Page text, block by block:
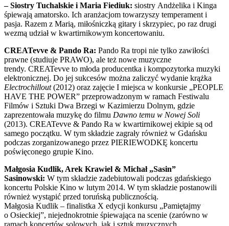
– Siostry Tuchalskie i Maria Fiediuk: siostry Andżelika i Kinga
śpiewają amatorsko. Ich aranżacjom towarzyszy temperament i
pasja. Razem z Marią, miłośniczką gitary i skrzypiec, po raz drugi
wezmą udział w kwartirnikowym koncertowaniu.
CREATevve & Pando Ra: Pando Ra tropi nie tylko zawiłości
prawne (studiuje PRAWO), ale też nowe muzyczne
trendy. CREATevve to młoda producentka i kompozytorka muzyki
elektronicznej. Do jej sukcesów można zaliczyć wydanie krążka
Electrochillout(2012) oraz zajęcie I miejsca w konkursie „PEOPLE
HAVE THE POWER” przeprowadzonym w ramach Festiwalu
Filmów i Sztuki Dwa Brzegi w Kazimierzu Dolnym, gdzie
zaprezentowała muzykę do filmu Dawno temu w Nowej Soli
(2013). CREATevve & Pando Ra w kwartirnikowej ekipie są od
samego początku. W tym składzie zagrały również w Gdańsku
podczas zorganizowanego przez PIERIEWODKĘ koncertu
poświęconego grupie Kino.
Małgosia Kudlik, Arek Krawiel & Michał „Sasin”
Sasinowski: W tym składzie zadebiutowali podczas gdańskiego
koncertu Polskie Kino w lutym 2014. W tym składzie postanowili
również wystąpić przed toruńską publicznością.
Małgosia Kudlik – finalistka X edycji konkursu „Pamiętajmy
o Osieckiej”, niejednokrotnie śpiewająca na scenie (zarówno w
ramach koncertów solowych, jak i sztuk muzycznych